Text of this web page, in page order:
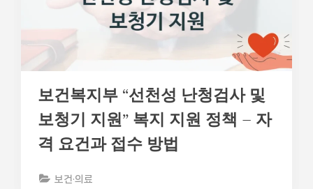
보건복지부 “선천성 난청검사 및
보청기 지원” 복지 지원 정책 – 자
격 요건과 접수 방법
보건·의료